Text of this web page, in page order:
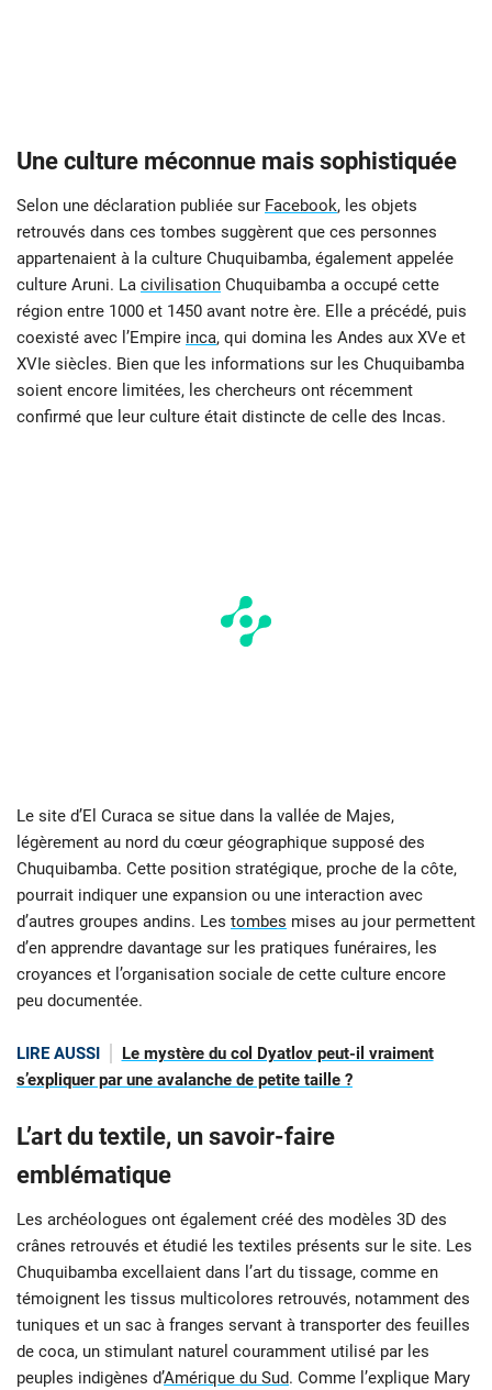
Une culture méconnue mais sophistiquée
Selon une déclaration publiée sur Facebook, les objets
retrouvés dans ces tombes suggèrent que ces personnes
appartenaient à la culture Chuquibamba, également appelée
culture Aruni. La civilisation Chuquibamba a occupé cette
région entre 1000 et 1450 avant notre ère. Elle a précédé, puis
coexisté avec l’Empire inca, qui domina les Andes aux XVe et
XVIe siècles. Bien que les informations sur les Chuquibamba
soient encore limitées, les chercheurs ont récemment
confirmé que leur culture était distincte de celle des Incas.
Le site d’El Curaca se situe dans la vallée de Majes,
légèrement au nord du cœur géographique supposé des
Chuquibamba. Cette position stratégique, proche de la côte,
pourrait indiquer une expansion ou une interaction avec
d’autres groupes andins. Les tombes mises au jour permettent
d’en apprendre davantage sur les pratiques funéraires, les
croyances et l’organisation sociale de cette culture encore
peu documentée.
LIRE AUSSI
Le mystère du col Dyatlov peut-il vraiment
s’expliquer par une avalanche de petite taille ?
L’art du textile, un savoir-faire
emblématique
Les archéologues ont également créé des modèles 3D des
crânes retrouvés et étudié les textiles présents sur le site. Les
Chuquibamba excellaient dans l’art du tissage, comme en
témoignent les tissus multicolores retrouvés, notamment des
tuniques et un sac à franges servant à transporter des feuilles
de coca, un stimulant naturel couramment utilisé par les
peuples indigènes d’Amérique du Sud. Comme l’explique Mary